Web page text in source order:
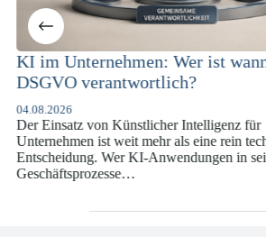
Wer ist wann nach der
Künstlicher Intelligenz für
ist weit mehr als eine rein technologische
Wer KI-Anwendungen in seine